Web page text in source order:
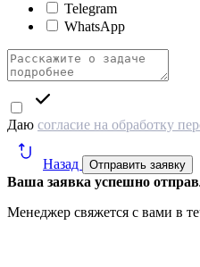
Telegram
WhatsApp
Даю согласие на обработку
Назад Отправить заявку
Ваша заявка успешно
Менеджер свяжется с вами в